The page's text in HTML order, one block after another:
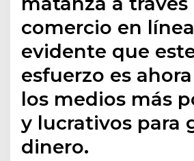
comercio en
evidente que
esfuerzo es
los medios más
y lucrativos para
dinero.